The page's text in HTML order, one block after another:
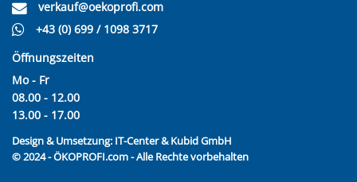
verkauf@oekoprofi.com
+43 (0) 699 / 1098 3717
Öffnungszeiten
Mo - Fr
08.00 - 12.00
13.00 - 17.00
Design & Umsetzung: IT-Center & Kubid GmbH
© 2024 - ÖKOPROFI.com - Alle Rechte vorbehalten